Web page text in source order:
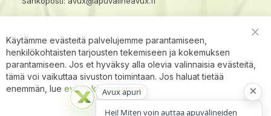
Avux apuri
Hei! Miten voin auttaa apuvälineiden
×
Käytämme evästeitä palvelujemme parantamiseen,
henkilökohtaisten tarjousten tekemiseen ja kokemuksen
parantamiseen. Jos et hyväksy alla olevia valinnaisia evästeitä,
tämä voi vaikuttaa sivuston toimintaan. Jos haluat tietää
enemmän, lue evästekäytäntömme